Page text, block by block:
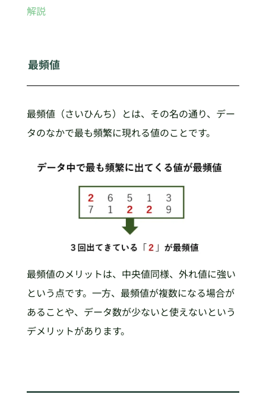
解説
最頻値
最頻値（さいひんち）とは、その名の通り、デー
タのなかで最も頻繁に現れる値のことです。
最頻値のメリットは、中央値同様、外れ値に強い
という点です。一方、最頻値が複数になる場合が
あることや、データ数が少ないと使えないという
デメリットがあります。